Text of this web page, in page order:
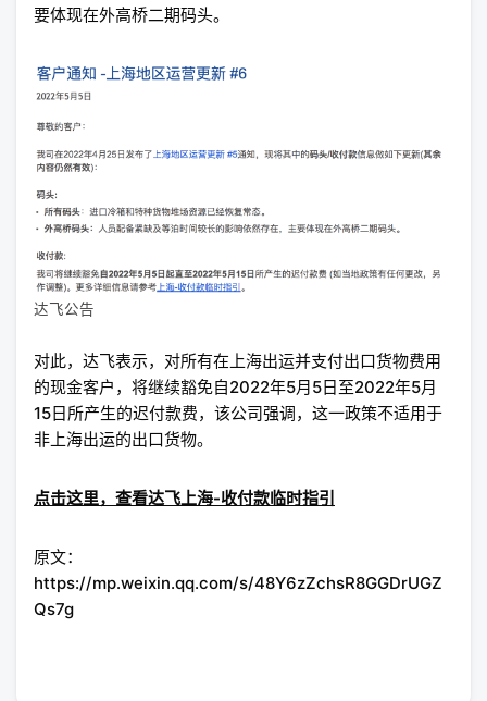
要体现在外高桥二期码头。
达飞公告
对此，达飞表示，对所有在上海出运并支付出口货物费用
的现金客户，将继续豁免自2022年5月5日至2022年5月
15日所产生的迟付款费，该公司强调，这一政策不适用于
非上海出运的出口货物。
点击这里，查看达飞上海-收付款临时指引
原文：
https://mp.weixin.qq.com/s/48Y6zZchsR8GGDrUGZ
Qs7g